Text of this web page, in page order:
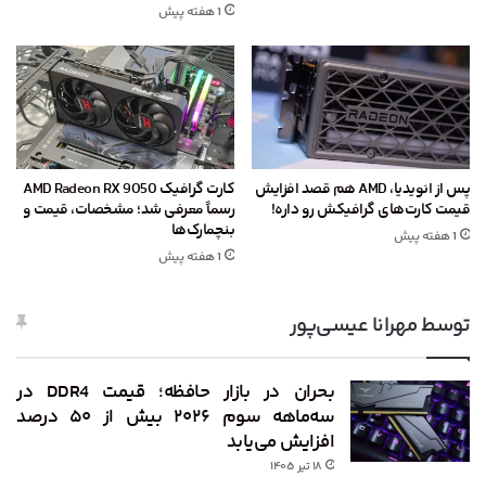
1 هفته پیش
پس از انویدیا، AMD هم قصد افزایش
قیمت کارت‌های گرافیکش رو داره!
1 هفته پیش
کارت گرافیک AMD Radeon RX 9050
رسماً معرفی شد؛ مشخصات، قیمت و
بنچمارک‌ها
1 هفته پیش
توسط مهرانا عیسی‌پور
بحران در بازار حافظه؛ قیمت DDR4 در
سه‌ماهه سوم ۲۰۲۶ بیش از ۵۰ درصد
افزایش می‌یابد
۱۸ تیر ۱۴۰۵